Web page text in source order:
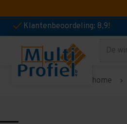
Klantenbeoordeling: 8,9!
Zoeken
home